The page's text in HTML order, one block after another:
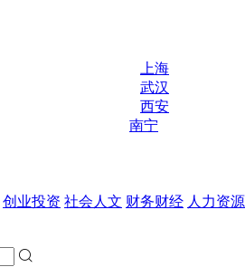
上海
武汉
西安
南宁
创业投资 社会人文 财务财经 人力资源